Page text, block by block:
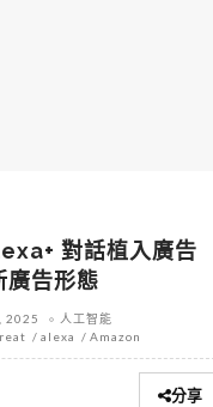
對話植入廣告
廣告形態
2025
人工智能
alexa Amazon
分享